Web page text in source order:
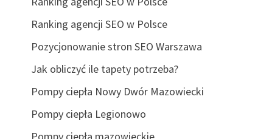
Ranking agencji SEO w Polsce
Pozycjonowanie stron SEO Warszawa
Jak obliczyć ile tapety potrzeba?
Pompy ciepła Nowy Dwór Mazowiecki
Pompy ciepła Legionowo